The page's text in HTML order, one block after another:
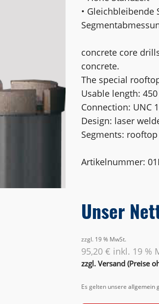
• Gleichbleibende
concrete core
concrete.
The special
Usable length:
Connection: UNC
Design: laser
Segments:
Artikelnummer:
Unser
zzgl. 19 % MwSt.
95,20 € inkl. 19 %
zzgl. Versand (Preise
Es gelten unsereallgemein